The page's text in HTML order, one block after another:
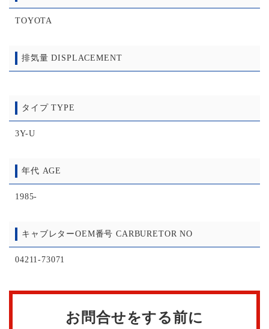
TOYOTA
排気量 DISPLACEMENT
タイプ TYPE
3Y-U
年代 AGE
1985-
キャブレターOEM番号 CARBURETOR NO
04211-73071
お問合せをする前に